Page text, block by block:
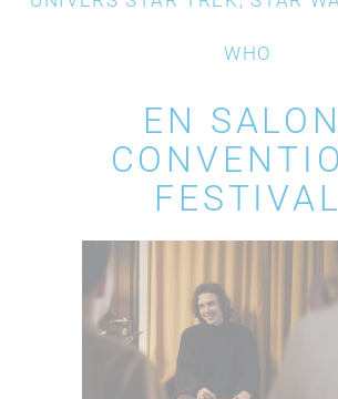
WHO
EN
FESTIVAL